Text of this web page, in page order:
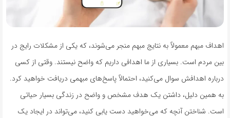
اهداف مبهم معمولاً به نتایج مبهم منجر می‌شوند، که یکی از مشکلات رایج در
بین مردم است. بسیاری از ما اهدافی داریم که واضح نیستند. وقتی از کسی
درباره اهدافش سوال می‌کنید، احتمالاً پاسخ‌های مبهمی دریافت خواهید کرد.
به همین دلیل، داشتن یک هدف مشخص و واضح در زندگی بسیار حیاتی
است. شناختن آنچه که می‌خواهید دست یابی کنید، می‌تواند در ایجاد یک